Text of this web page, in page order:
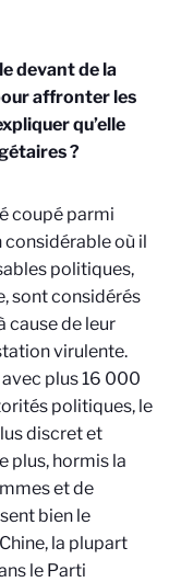
devant de la
affronter les
qu’elle
?
coupé parmi
considérable où il
politiques,
sont considérés
cause de leur
virulente.
plus 16 000
politiques, le
discret et
plus, hormis la
et de
bien le
la plupart
le Parti